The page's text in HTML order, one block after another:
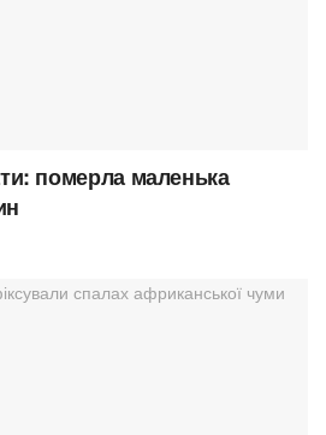
померла маленька